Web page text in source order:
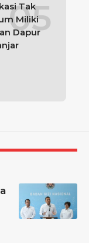
Tak
Miliki
Dapur